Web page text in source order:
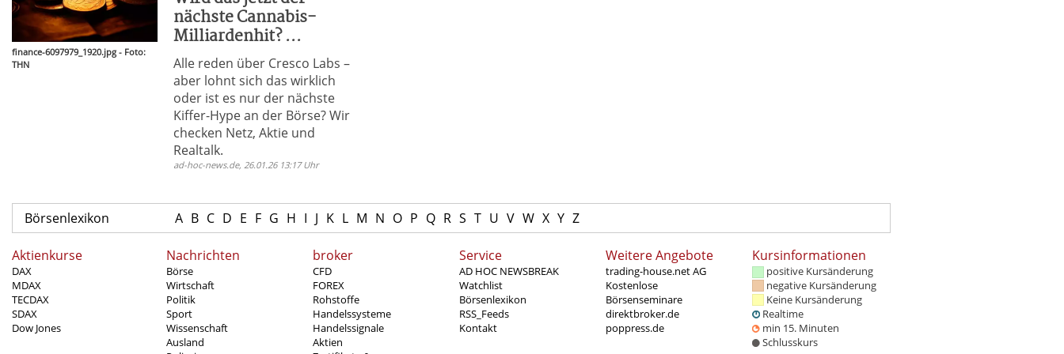
finance-6097979_1920.jpg - Foto:
THN
nächste Cannabis-
Milliardenhit? ...
Alle reden über Cresco Labs –
aber lohnt sich das wirklich
oder ist es nur der nächste
Kiffer-Hype an der Börse? Wir
checken Netz, Aktie und
Realtalk.
ad-hoc-news.de, 26.01.26 13:17 Uhr
Börsenlexikon A B C D E F G H I J K L M N O P Q R S T U V W X Y Z
Aktienkurse
DAX
MDAX
TECDAX
SDAX
Dow Jones
Nachrichten
Börse
Wirtschaft
Politik
Sport
Wissenschaft
Ausland
broker
CFD
FOREX
Rohstoffe
Handelssysteme
Handelssignale
Aktien
Service
AD HOC NEWSBREAK
Watchlist
Börsenlexikon
RSS_Feeds
Kontakt
Weitere Angebote
trading-house.net AG
Kostenlose
Börsenseminare
direktbroker.de
poppress.de
Kursinformationen
positive Kursänderung
negative Kursänderung
Keine Kursänderung
Realtime
min 15. Minuten
Schlusskurs